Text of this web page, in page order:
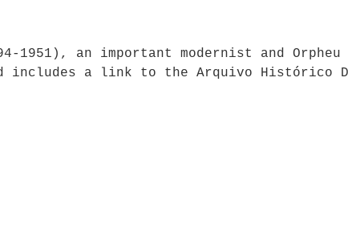
1951), an important modernist and
includes a link to the Arquivo Histórico